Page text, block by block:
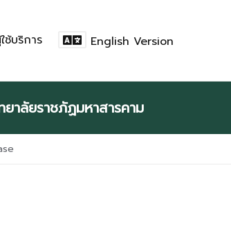
ช้บริการ English Version
ยาลัยราชภัฏมหาสารคาม